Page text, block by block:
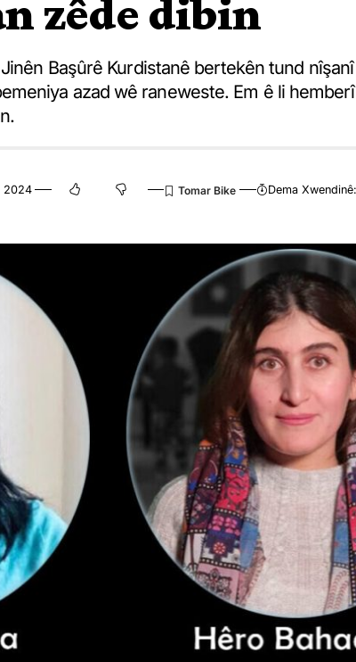
zêde dibin
Jinên Başûrê Kurdistanê bertekên tund
azad wê raneweste. Em ê li
2024 Dema